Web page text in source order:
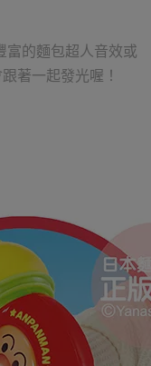
富的麵包超人音效或
著一起發光喔！